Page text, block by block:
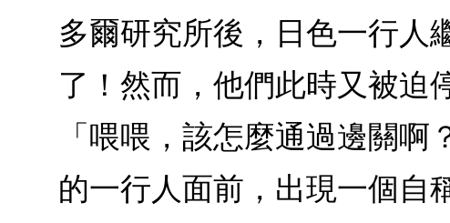
多爾研究所後，日色一行人
了！然而，他們此時又被
「喂喂，該怎麼通過邊關
的一行人面前，出現一個自